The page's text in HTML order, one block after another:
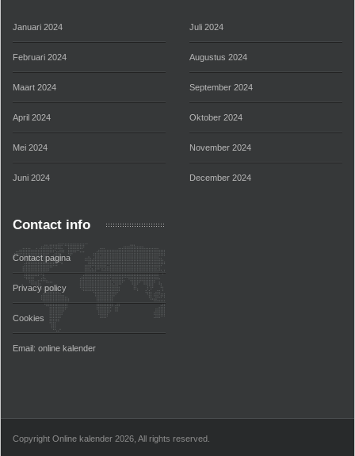
Januari 2024
Februari 2024
Maart 2024
April 2024
Mei 2024
Juni 2024
Juli 2024
Augustus 2024
September 2024
Oktober 2024
November 2024
December 2024
Contact info
Contact pagina
Privacy policy
Cookies
Email: online kalender
Copyright Online kalender 2026, All rights reserved.